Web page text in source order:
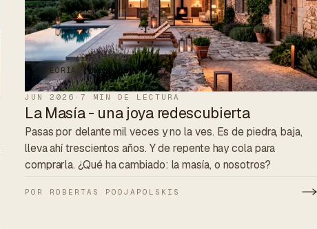
TEORÍA
JUN 2026 · 7 MIN DE LECTURA
La Masía - una joya redescubierta
Pasas por delante mil veces y no la ves. Es de piedra, baja,
lleva ahí trescientos años. Y de repente hay cola para
comprarla. ¿Qué ha cambiado: la masía, o nosotros?
POR ROBERTAS PODJAPOLSKIS